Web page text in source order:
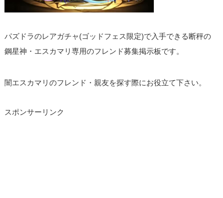
パズドラのレアガチャ(ゴッドフェス限定)で入手できる断秤の
鋼星神・エスカマリ専用のフレンド募集掲示板です。
闇エスカマリのフレンド・親友を探す際にお役立て下さい。
スポンサーリンク